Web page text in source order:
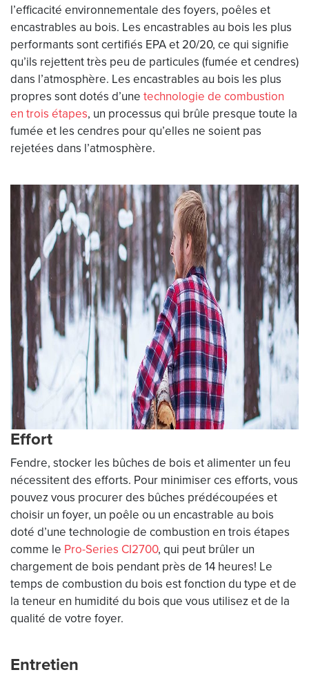
l’efficacité environnementale des foyers, poêles et
encastrables au bois. Les encastrables au bois les plus
performants sont certifiés EPA et 20/20, ce qui signifie
qu’ils rejettent très peu de particules (fumée et cendres)
dans l’atmosphère. Les encastrables au bois les plus
propres sont dotés d’une technologie de combustion
en trois étapes, un processus qui brûle presque toute la
fumée et les cendres pour qu’elles ne soient pas
rejetées dans l’atmosphère.
Effort
Fendre, stocker les bûches de bois et alimenter un feu
nécessitent des efforts. Pour minimiser ces efforts, vous
pouvez vous procurer des bûches prédécoupées et
choisir un foyer, un poêle ou un encastrable au bois
doté d’une technologie de combustion en trois étapes
comme le Pro-Series CI2700, qui peut brûler un
chargement de bois pendant près de 14 heures! Le
temps de combustion du bois est fonction du type et de
la teneur en humidité du bois que vous utilisez et de la
qualité de votre foyer.
Entretien